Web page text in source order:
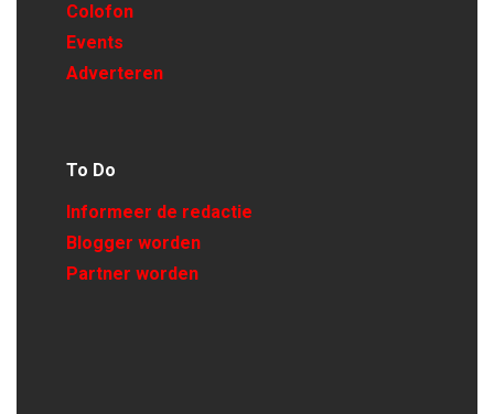
Colofon
Events
Adverteren
To Do
Informeer de redactie
Blogger worden
Partner worden